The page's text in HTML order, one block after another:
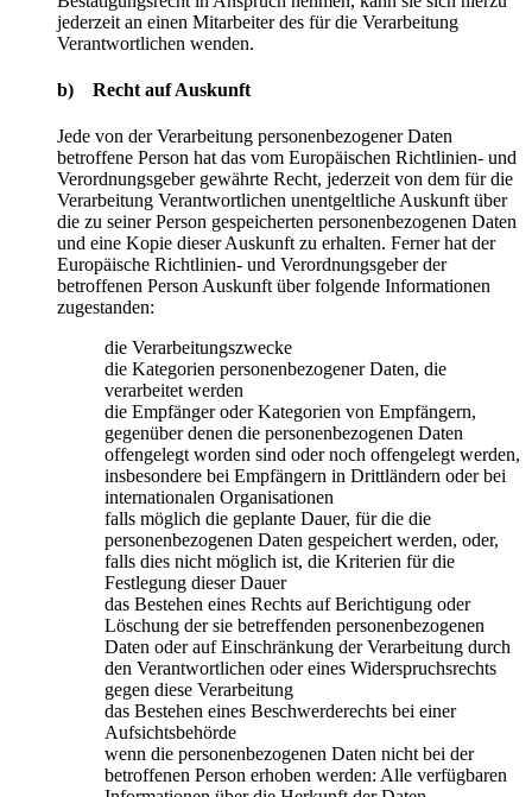
jederzeit an einen Mitarbeiter des für die Verarbeitung
Verantwortlichen wenden.
b) Recht auf Auskunft
Jede von der Verarbeitung personenbezogener Daten
betroffene Person hat das vom Europäischen Richtlinien- und
Verordnungsgeber gewährte Recht, jederzeit von dem für die
Verarbeitung Verantwortlichen unentgeltliche Auskunft über
die zu seiner Person gespeicherten personenbezogenen Daten
und eine Kopie dieser Auskunft zu erhalten. Ferner hat der
Europäische Richtlinien- und Verordnungsgeber der
betroffenen Person Auskunft über folgende Informationen
zugestanden:
die Verarbeitungszwecke
die Kategorien personenbezogener Daten, die
verarbeitet werden
die Empfänger oder Kategorien von Empfängern,
gegenüber denen die personenbezogenen Daten
offengelegt worden sind oder noch offengelegt werden,
insbesondere bei Empfängern in Drittländern oder bei
internationalen Organisationen
falls möglich die geplante Dauer, für die die
personenbezogenen Daten gespeichert werden, oder,
falls dies nicht möglich ist, die Kriterien für die
Festlegung dieser Dauer
das Bestehen eines Rechts auf Berichtigung oder
Löschung der sie betreffenden personenbezogenen
Daten oder auf Einschränkung der Verarbeitung durch
den Verantwortlichen oder eines Widerspruchsrechts
gegen diese Verarbeitung
das Bestehen eines Beschwerderechts bei einer
Aufsichtsbehörde
wenn die personenbezogenen Daten nicht bei der
betroffenen Person erhoben werden: Alle verfügbaren